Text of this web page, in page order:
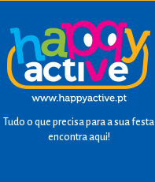
Tudo o que precisa para a sua festa
encontra aqui!